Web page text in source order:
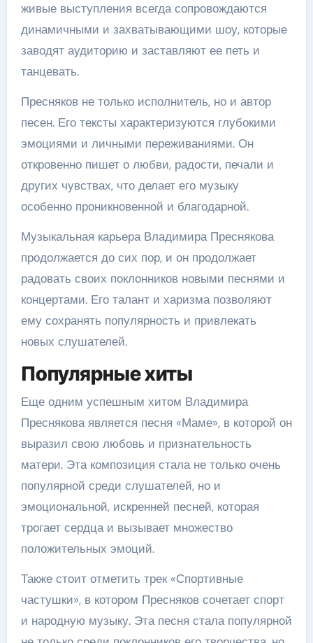
живые выступления всегда сопровождаются
динамичными и захватывающими шоу, которые
заводят аудиторию и заставляют ее петь и
танцевать.
Пресняков не только исполнитель, но и автор
песен. Его тексты характеризуются глубокими
эмоциями и личными переживаниями. Он
откровенно пишет о любви, радости, печали и
других чувствах, что делает его музыку
особенно проникновенной и благодарной.
Музыкальная карьера Владимира Преснякова
продолжается до сих пор, и он продолжает
радовать своих поклонников новыми песнями и
концертами. Его талант и харизма позволяют
ему сохранять популярность и привлекать
новых слушателей.
Популярные хиты
Еще одним успешным хитом Владимира
Преснякова является песня «Маме», в которой он
выразил свою любовь и признательность
матери. Эта композиция стала не только очень
популярной среди слушателей, но и
эмоциональной, искренней песней, которая
трогает сердца и вызывает множество
положительных эмоций.
Также стоит отметить трек «Спортивные
частушки», в котором Пресняков сочетает спорт
и народную музыку. Эта песня стала популярной